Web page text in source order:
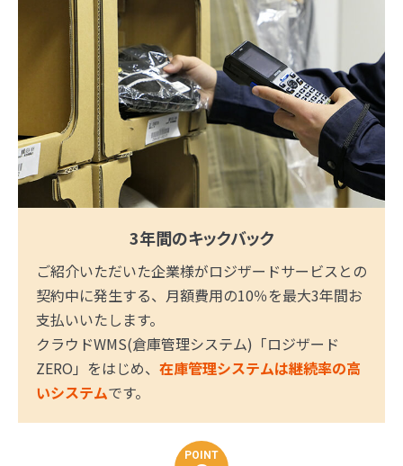
3年間のキックバック
ご紹介いただいた企業様がロジザードサービスとの
契約中に発生する、月額費用の10％を最大3年間お
支払いいたします。
クラウドWMS(倉庫管理システム)「ロジザード
ZERO」をはじめ、 在庫管理システムは継続率の高
いシステムです。
POINT